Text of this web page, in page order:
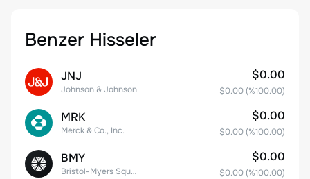
Benzer Hisseler
JNJ
Johnson & Johnson
$0.00
$0.00 (%100.00)
MRK
Merck & Co., Inc.
$0.00
$0.00 (%100.00)
BMY
Bristol-Myers Squibb Co.
$0.00
$0.00 (%100.00)